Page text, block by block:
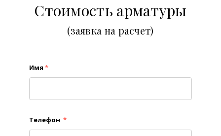
Стоимость арматуры
(заявка на расчет)
Имя *
Телефон *